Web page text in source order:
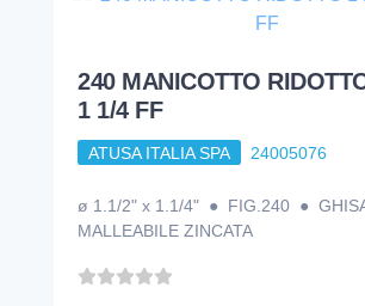
240 MANICOTTO
1 1/4 FF
ATUSA ITALIA SPA 24005076
ø 1.1/2" x 1.1/4" ● FIG.240 ●
MALLEABILE ZINCATA